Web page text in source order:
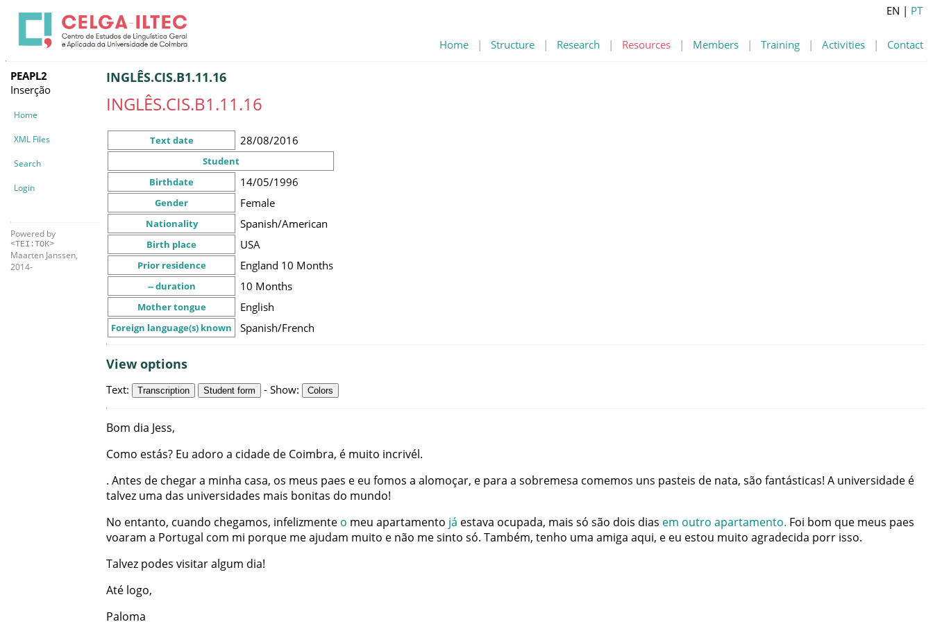
Home | Structure | Research | Resources | Members | Training | Activities | Contact
EN | PT
PEAPL2
Inserção
Home
XML Files
Search
Login
Powered by
<TEI:TOK>
Maarten Janssen,
2014-
INGLÊS.CIS.B1.11.16
INGLÊS.CIS.B1.11.16
Text date 28/08/2016
Student
Birthdate
14/05/1996
Gender Female
Nationality Spanish/American
Birth place USA
Prior residence England 10 Months
-- duration 10 Months
Mother tongue English
Foreign language(s) known Spanish/French
View options
Text: Transcription Student form - Show: Colors
Bom dia Jess,
Como estás? Eu adoro a cidade de Coimbra, é muito incrivél.
. Antes de chegara minha casa, os meus paes e eu fomos a alomoçar, e para a sobremesa comemos uns pasteis de nata, são fantásticas! A universidade é
talvez uma das universidades mais bonitas do mundo!
No entanto, cuando chegamos, infelizmente o meu apartamento já estava ocupada, mais só são dois dias em outro apartamento. Foi bom que meus paes
voaram a Portugal com mi porque meajudam muito e não mesinto só. Também, tenho uma amiga aqui, e eu estou muito agradecida porr isso.
Talvez podes visitaralgum dia!
Até logo,
Paloma